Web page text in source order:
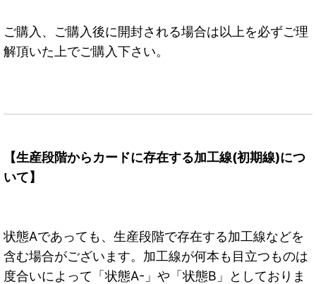
ご購入、ご購入後に開封される場合は以上を必ずご理
解頂いた上でご購入下さい。
【生産段階からカードに存在する加工線(初期線)につ
いて】
状態Aであっても、生産段階で存在する加工線などを
含む場合がございます。加工線が何本も目立つものは
度合いによって「状態A-」や「状態B」としておりま